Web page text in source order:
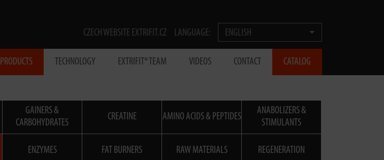
CZECH WEBSITE EXTRIFIT.CZ LANGUAGE: ENGLISH
PRODUCTS TECHNOLOGY EXTRIFIT® TEAM VIDEOS CONTACT CATALOG
GAINERS &
CARBOHYDRATES
CREATINE AMINO ACIDS & PEPTIDES
ANABOLIZERS &
STIMULANTS
ENZYMES FAT BURNERS RAW MATERIALS REGENERATION